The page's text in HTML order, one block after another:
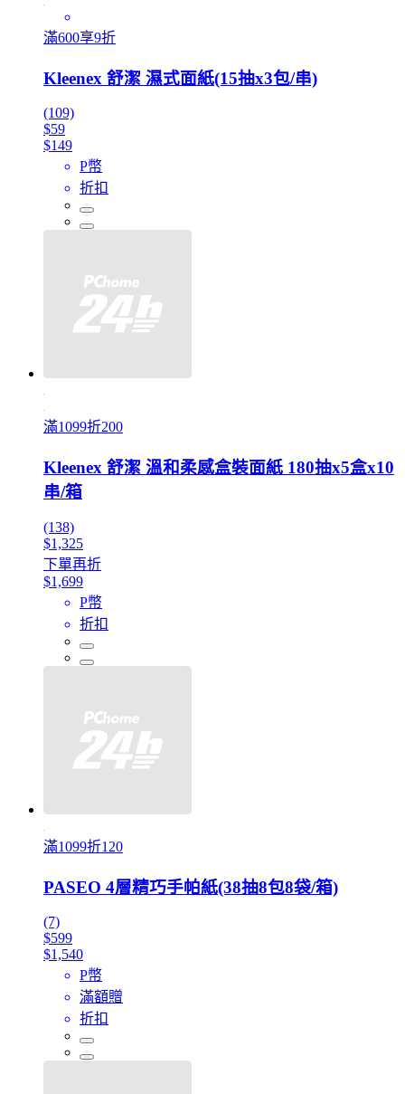
滿600享9折
Kleenex 舒潔 濕式面紙(15抽x3包/串)
(109)
$59
$149
P幣
折扣
滿1099折200
Kleenex 舒潔 溫和柔感盒裝面紙 180抽x5盒x10
串/箱
(138)
$1,325
下單再折
$1,699
P幣
折扣
滿1099折120
PASEO 4層精巧手帕紙(38抽8包8袋/箱)
(7)
$599
$1,540
P幣
滿額贈
折扣